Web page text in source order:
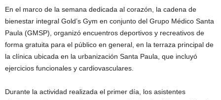
En el marco de la semana dedicada al corazón, la cadena de
bienestar integral Gold’s Gym en conjunto del Grupo Médico Santa
Paula (GMSP), organizó encuentros deportivos y recreativos de
forma gratuita para el público en general, en la terraza principal de
la clínica ubicada en la urbanización Santa Paula, que incluyó
ejercicios funcionales y cardiovasculares.
Durante la actividad realizada el primer día, los asistentes